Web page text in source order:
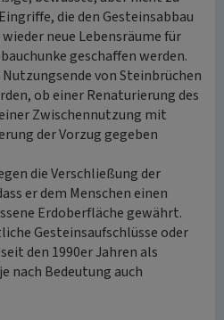
die den Gesteinsabbau
neue Lebensräume für
geschaffen werden.
von Steinbrüchen
ob einer Renaturierung des
Zwischennutzung mit
der Vorzug gegeben
die Verschließung der
er dem Menschen einen
Erdoberfläche gewährt.
Gesteinsaufschlüsse oder
den 1990er Jahren als
nach Bedeutung auch